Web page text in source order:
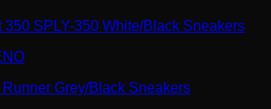
SPLY-350 White/Black Sneakers
Grey/Black Sneakers